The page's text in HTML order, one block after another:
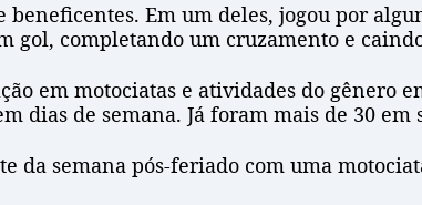
beneficentes. Em um deles, jogou por
gol, completando um cruzamento e
em motociatas e atividades do gênero
dias de semana. Já foram mais de 30 em
semana pós-feriado com uma